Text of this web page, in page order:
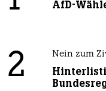
AfD-
2 Nein zum